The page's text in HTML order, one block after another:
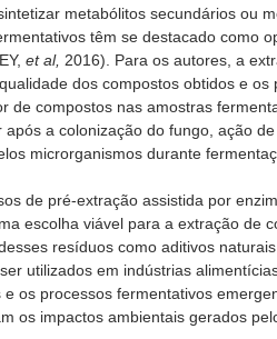
metabólitos secundários ou
têm se destacado como
et al, 2016). Para os autores, a
dos compostos obtidos e os
de compostos nas amostras
a colonização do fungo, ação
microrganismos durante
de pré-extração assistida por
escolha viável para a extração de
resíduos como aditivos
utilizados em indústrias
os processos fermentativos
os impactos ambientais gerados